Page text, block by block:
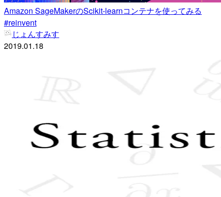
Amazon SageMakerのScikit-learnコンテナを使ってみる
#reinvent
じょんすみす
2019.01.18